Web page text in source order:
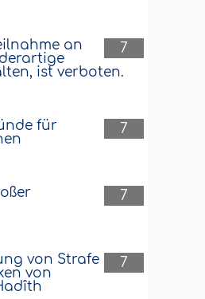
7
an
ist verboten.
7
für
7
7
von Strafe
von